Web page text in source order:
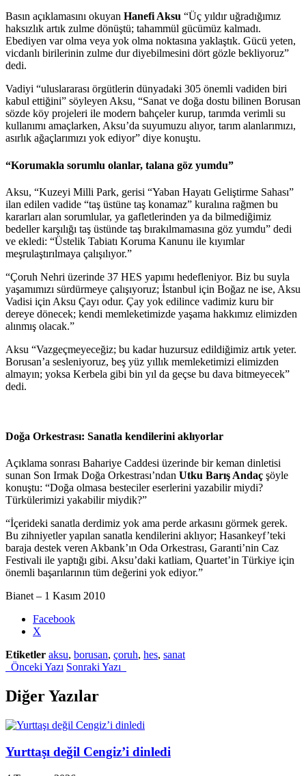
Basın açıklamasını okuyan Hanefi Aksu “Üç yıldır uğradığımız
haksızlık artık zulme dönüştü; tahammül gücümüz kalmadı.
Ebediyen var olma veya yok olma noktasına yaklaştık. Gücü yeten,
vicdanlı birilerinin zulme dur diyebilmesini dört gözle bekliyoruz”
dedi.
Vadiyi “uluslararası örgütlerin dünyadaki 305 önemli vadiden biri
kabul ettiğini” söyleyen Aksu, “Sanat ve doğa dostu bilinen Borusan
sözde köy projeleri ile modern bahçeler kurup, tarımda verimli su
kullanımı amaçlarken, Aksu’da suyumuzu alıyor, tarım alanlarımızı,
asırlık ağaçlarımızı yok ediyor” diye konuştu.
“Korumakla sorumlu olanlar, talana göz yumdu”
Aksu, “Kuzeyi Milli Park, gerisi “Yaban Hayatı Geliştirme Sahası”
ilan edilen vadide “taş üstüne taş konamaz” kuralına rağmen bu
kararları alan sorumlular, ya gafletlerinden ya da bilmediğimiz
bedeller karşılığı taş üstünde taş bırakılmamasına göz yumdu” dedi
ve ekledi: “Üstelik Tabiatı Koruma Kanunu ile kıyımlar
meşrulaştırılmaya çalışılıyor.”
“Çoruh Nehri üzerinde 37 HES yapımı hedefleniyor. Biz bu suyla
yaşamımızı sürdürmeye çalışıyoruz; İstanbul için Boğaz ne ise, Aksu
Vadisi için Aksu Çayı odur. Çay yok edilince vadimiz kuru bir
dereye dönecek; kendi memleketimizde yaşama hakkımız elimizden
alınmış olacak.”
Aksu “Vazgeçmeyeceğiz; bu kadar huzursuz edildiğimiz artık yeter.
Borusan’a sesleniyoruz, beş yüz yıllık memleketimizi elimizden
almayın; yoksa Kerbela gibi bin yıl da geçse bu dava bitmeyecek”
dedi.
Doğa Orkestrası: Sanatla kendilerini aklıyorlar
Açıklama sonrası Bahariye Caddesi üzerinde bir keman dinletisi
sunan Son Irmak Doğa Orkestrası’ndan Utku Barış Andaç şöyle
konuştu: “Doğa olmasa besteciler eserlerini yazabilir miydi?
Türkülerimizi yakabilir miydik?”
“İçerideki sanatla derdimiz yok ama perde arkasını görmek gerek.
Bu zihniyetler yapılan sanatla kendilerini aklıyor; Hasankeyf’teki
baraja destek veren Akbank’ın Oda Orkestrası, Garanti’nin Caz
Festivali ile yaptığı gibi. Aksu’daki katliam, Quartet’in Türkiye için
önemli başarılarının tüm değerini yok ediyor.”
Bianet – 1 Kasım 2010
Share
"Konser
Öncesi
HES
İnşaatına
Protesto"
Facebook
X
Etiketler aksu, borusan, çoruh, hes, sanat
Önceki Yazı Sonraki Yazı
Diğer Yazılar
Yurttaşı değil Cengiz’i dinledi